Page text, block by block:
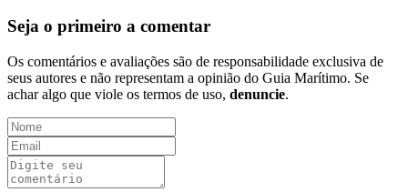
Seja o primeiro a comentar
Os comentários e avaliações são de responsabilidade exclusiva de
seus autores e não representam a opinião do Guia Marítimo. Se
achar algo que viole os termos de uso, denuncie.